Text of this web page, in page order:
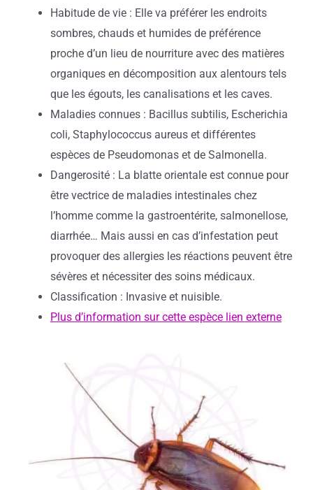
Habitude de vie : Elle va préférer les endroits
sombres, chauds et humides de préférence
proche d’un lieu de nourriture avec des matières
organiques en décomposition aux alentours tels
que les égouts, les canalisations et les caves.
Maladies connues : Bacillus subtilis, Escherichia
coli, Staphylococcus aureus et différentes
espèces de Pseudomonas et de Salmonella.
Dangerosité : La blatte orientale est connue pour
être vectrice de maladies intestinales chez
l’homme comme la gastroentérite, salmonellose,
diarrhée… Mais aussi en cas d’infestation peut
provoquer des allergies les réactions peuvent être
sévères et nécessiter des soins médicaux.
Classification : Invasive et nuisible.
Plus d’information sur cette espèce lien externe